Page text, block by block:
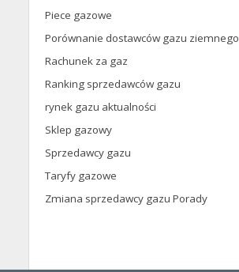
Piece gazowe
Porównanie dostawców gazu ziemnego
Rachunek za gaz
Ranking sprzedawców gazu
rynek gazu aktualności
Sklep gazowy
Sprzedawcy gazu
Taryfy gazowe
Zmiana sprzedawcy gazu Porady